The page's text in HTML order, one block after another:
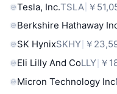
Tesla, Inc.TSLA ￥
Berkshire Hathaway
SK HynixSKHY ￥
Eli Lilly And CoLLY ￥
Micron Technology Inc